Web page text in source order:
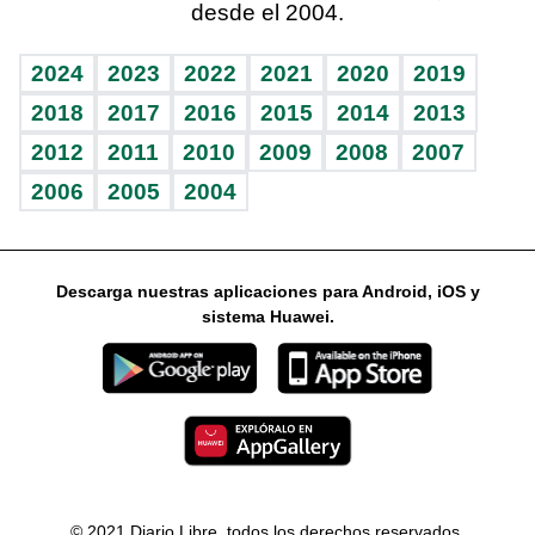
Vida y familia
Eñe
Celebrando la vida
Sin complejos
En pocas palabras
Escuchando al corazón
Economía Personal
Consulta Libre
BRV
TBT Deportivo
Más firmas
Guía del dinero
Horóscopos
desde el 2004.
2024 2023 2022 2021 2020
2019
2018
2017 2016 2015 2014
2013
2012
2011 2010 2009 2008
2007
2006
2005 2004
Descarga nuestras aplicaciones para Android, iOS y
sistema Huawei.